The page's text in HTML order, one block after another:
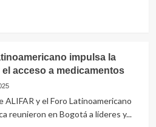
impulsa la
acceso a medicamentos
ALIFAR y el Foro Latinoamericano
reunieron en Bogotá a líderes y...